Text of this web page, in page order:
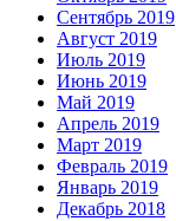
Сентябрь 2019
Август 2019
Июль 2019
Июнь 2019
Май 2019
Апрель 2019
Март 2019
Февраль 2019
Январь 2019
Декабрь 2018